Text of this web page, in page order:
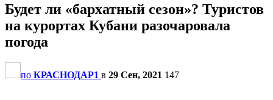
Будет ли «бархатный сезон»? Туристов
на курортах Кубани разочаровала
погода
по КРАСНОДАР1 в 29 Сен, 2021 147